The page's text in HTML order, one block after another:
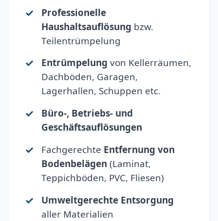
Professionelle
Haushaltsauflösung bzw.
Teilentrümpelung
Entrümpelung von Kellerräumen,
Dachböden, Garagen,
Lagerhallen, Schuppen etc.
Büro-, Betriebs- und
Geschäftsauflösungen
Fachgerechte Entfernung von
Bodenbelägen (Laminat,
Teppichböden, PVC, Fliesen)
Umweltgerechte Entsorgung
aller Materialien